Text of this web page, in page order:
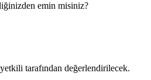
emin misiniz?
tarafından değerlendirilecek.